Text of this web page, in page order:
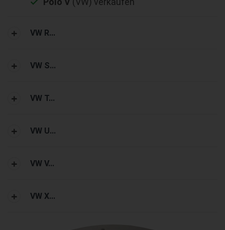
VW R...
VW S...
VW T...
VW U...
VW V...
VW X...